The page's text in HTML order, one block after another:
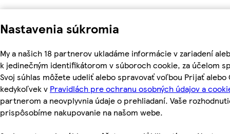
Nastavenia súkromia
My a našich 18 partnerov ukladáme informácie v zariadení
k jedinečným identifikátorom v súboroch cookie, za účelom
Svoj súhlas môžete udeliť alebo spravovať voľbou Prijať
kedykoľvek v Pravidlách pre ochranu osobných údajov a
partnerom a neovplyvnia údaje o prehliadaní. Vaše
prispôsobíme nakupovanie na našom webe.